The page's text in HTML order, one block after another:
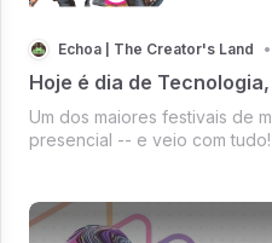
Echoa | The Creator's Land •
Hoje é dia de
Um dos maiores festivais de
presencial -- e veio com